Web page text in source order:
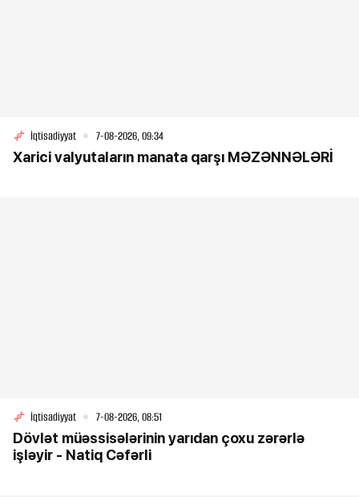
İqtisadiyyat 7-08-2026, 09:34
Xarici valyutaların manata qarşı MƏZƏNNƏLƏRİ
İqtisadiyyat 7-08-2026, 08:51
Dövlət müəssisələrinin yarıdan çoxu zərərlə
işləyir - Natiq Cəfərli